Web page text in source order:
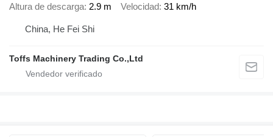
Altura de descarga 2.9 m Velocidad 31 km/h
China, He Fei Shi
Toffs Machinery Trading Co.,Ltd